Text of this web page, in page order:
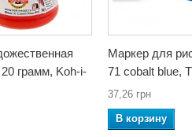
грамм, Koh-i-
Маркер для
71 cobalt blue,
37,26 грн
В корзину